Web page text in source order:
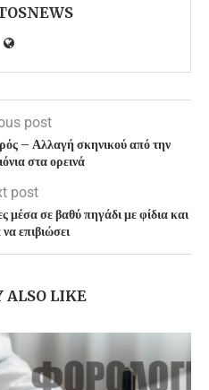
post
– Αλλαγή σκηνικού από την
στα ορεινά
post
μέσα σε βαθύ πηγάδι με φίδια και
επιβιώσει
ALSO LIKE